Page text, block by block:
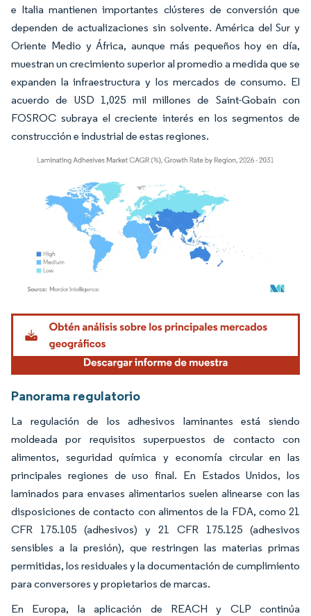
e Italia mantienen importantes clústeres de conversión que
dependen de actualizaciones sin solvente. América del Sur y
Oriente Medio y África, aunque más pequeños hoy en día,
muestran un crecimiento superior al promedio a medida que se
expanden la infraestructura y los mercados de consumo. El
acuerdo de USD 1,025 mil millones de Saint-Gobain con
FOSROC subraya el creciente interés en los segmentos de
construcción e industrial de estas regiones.
Imagen © Mordor Intelligence. El uso requiere atribución según CC BY 4.0.
Panorama regulatorio
La regulación de los adhesivos laminantes está siendo
moldeada por requisitos superpuestos de contacto con
alimentos, seguridad química y economía circular en las
principales regiones de uso final. En Estados Unidos, los
laminados para envases alimentarios suelen alinearse con las
disposiciones de contacto con alimentos de la FDA, como 21
CFR 175.105 (adhesivos) y 21 CFR 175.125 (adhesivos
sensibles a la presión), que restringen las materias primas
permitidas, los residuales y la documentación de cumplimiento
para conversores y propietarios de marcas.
En Europa, la aplicación de REACH y CLP continúa